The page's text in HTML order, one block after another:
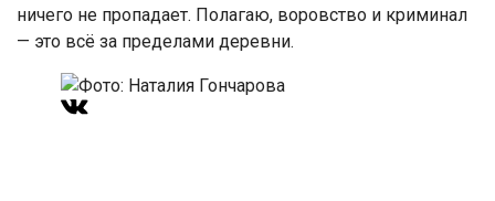
ничего не пропадает. Полагаю, воровство и криминал
— это всё за пределами деревни.